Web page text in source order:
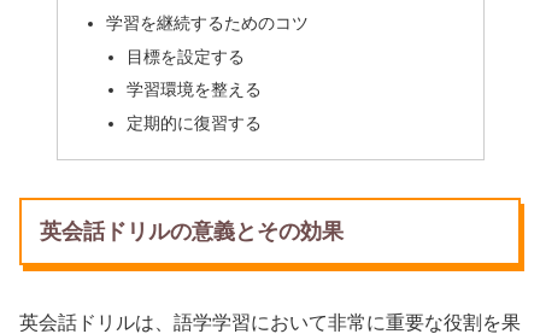
学習を継続するためのコツ
目標を設定する
学習環境を整える
定期的に復習する
英会話ドリルの意義とその効果
英会話ドリルは、語学学習において非常に重要な役割を果